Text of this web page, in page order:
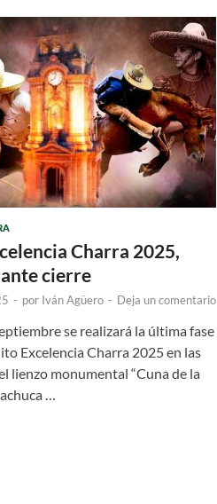
Charra 2025,
cierre
- por Iván Agüero - Deja un comentario
se realizará la última fase
Excelencia Charra 2025 en las
lienzo monumental “Cuna de la
…